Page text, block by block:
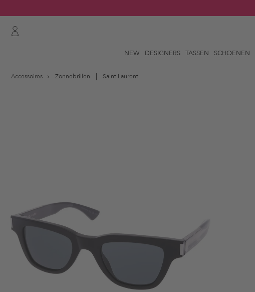
NEW DESIGNERS TASSEN SCHOENEN
Accessoires Zonnebrillen Saint Laurent